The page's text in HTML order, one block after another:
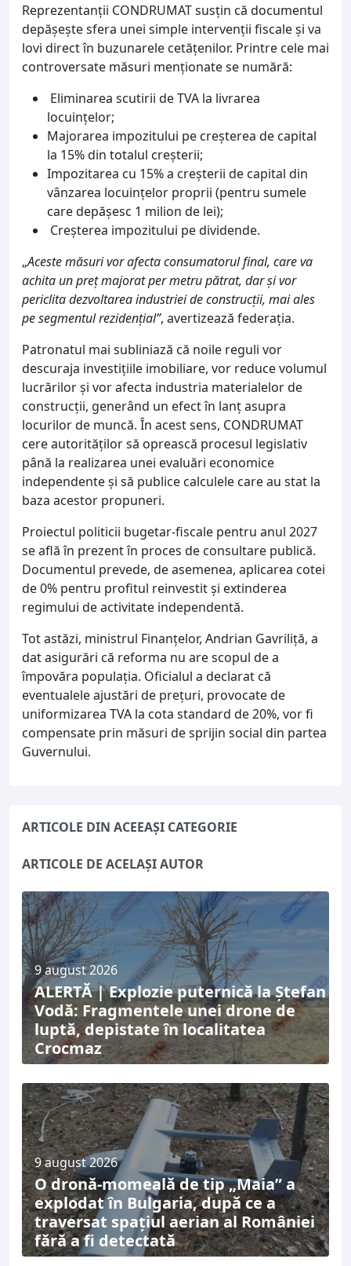
Reprezentanții CONDRUMAT susțin că documentul
depășește sfera unei simple intervenții fiscale și va
lovi direct în buzunarele cetățenilor. Printre cele mai
controversate măsuri menționate se numără:
Eliminarea scutirii de TVA la livrarea
locuințelor;
Majorarea impozitului pe creșterea de capital
la 15% din totalul creșterii;
Impozitarea cu 15% a creșterii de capital din
vânzarea locuințelor proprii (pentru sumele
care depășesc 1 milion de lei);
Creșterea impozitului pe dividende.
„Aceste măsuri vor afecta consumatorul final, care va
achita un preț majorat per metru pătrat, dar și vor
periclita dezvoltarea industriei de construcții, mai ales
pe segmentul rezidențial”, avertizează federația.
Patronatul mai subliniază că noile reguli vor
descuraja investițiile imobiliare, vor reduce volumul
lucrărilor și vor afecta industria materialelor de
construcții, generând un efect în lanț asupra
locurilor de muncă. În acest sens, CONDRUMAT
cere autorităților să oprească procesul legislativ
până la realizarea unei evaluări economice
independente și să publice calculele care au stat la
baza acestor propuneri.
Proiectul politicii bugetar-fiscale pentru anul 2027
se află în prezent în proces de consultare publică.
Documentul prevede, de asemenea, aplicarea cotei
de 0% pentru profitul reinvestit și extinderea
regimului de activitate independentă.
Tot astăzi, ministrul Finanțelor, Andrian Gavriliță, a
dat asigurări că reforma nu are scopul de a
împovăra populația. Oficialul a declarat că
eventualele ajustări de prețuri, provocate de
uniformizarea TVA la cota standard de 20%, vor fi
compensate prin măsuri de sprijin social din partea
Guvernului.
ARTICOLE DIN ACEEAȘI CATEGORIE
ARTICOLE DE ACELAȘI AUTOR
9 august 2026
ALERTĂ | Explozie puternică la Ștefan
Vodă: Fragmentele unei drone de
luptă, depistate în localitatea
Crocmaz
9 august 2026
O dronă-momeală de tip „Maia” a
explodat în Bulgaria, după ce a
traversat spațiul aerian al României
fără a fi detectată